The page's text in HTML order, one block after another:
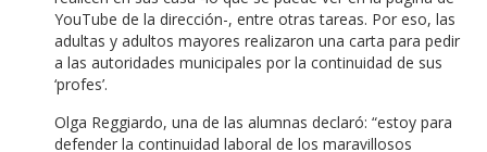
YouTube de la dirección-, entre otras tareas. Por eso, las
adultas y adultos mayores realizaron una carta para pedir
a las autoridades municipales por la continuidad de sus
‘profes’.
Olga Reggiardo, una de las alumnas declaró: “estoy para
defender la continuidad laboral de los maravillosos